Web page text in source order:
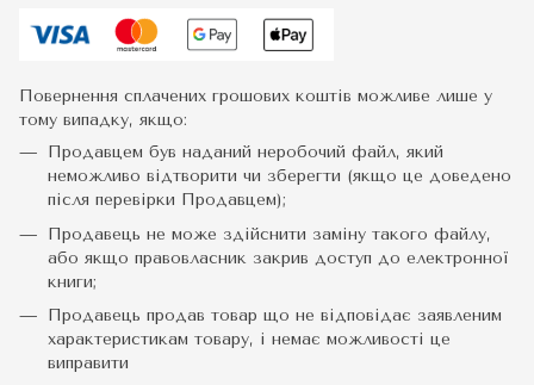
Повернення сплачених грошових коштів можливе лише у
тому випадку, якщо:
Продавцем був наданий неробочий файл, який
неможливо відтворити чи зберегти (якщо це доведено
після перевірки Продавцем);
Продавець не може здійснити заміну такого файлу,
або якщо правовласник закрив доступ до електронної
книги;
Продавець продав товар що не відповідає заявленим
характеристикам товару, і немає можливості це
виправити